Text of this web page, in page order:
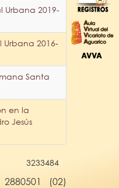
Urbana 2019-
Urbana 2016-
Santa
en la
Jesús
3233484
(02)